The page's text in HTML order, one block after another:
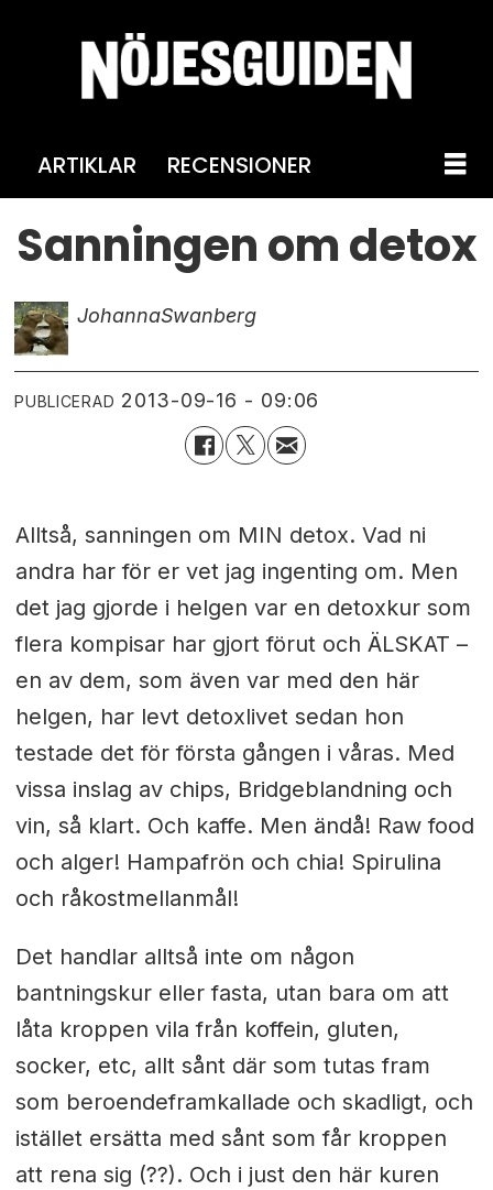
ARTIKLAR RECENSIONER
Sanningen om detox
JohannaSwanberg
PUBLICERAD 2013-09-16 - 09:06
Alltså, sanningen om MIN detox. Vad ni
andra har för er vet jag ingenting om. Men
det jag gjorde i helgen var en detoxkur som
flera kompisar har gjort förut och ÄLSKAT –
en av dem, som även var med den här
helgen, har levt detoxlivet sedan hon
testade det för första gången i våras. Med
vissa inslag av chips, Bridgeblandning och
vin, så klart. Och kaffe. Men ändå! Raw food
och alger! Hampafrön och chia! Spirulina
och råkostmellanmål!
Det handlar alltså inte om någon
bantningskur eller fasta, utan bara om att
låta kroppen vila från koffein, gluten,
socker, etc, allt sånt där som tutas fram
som beroendeframkallade och skadligt, och
istället ersätta med sånt som får kroppen
att rena sig (??). Och i just den här kuren